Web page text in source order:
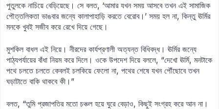
পুতুলকে নাচিয়ে বেড়িয়েছে। সে বলত, ‘আমার যখন সময় আসবে তখন এই সামাজিক
পৌত্তলিকতা ভাঙবার জন্যে কালাপাহাড়ি করতে বেরোব।’ সময় হল না, কিন্তু ঊর্মির
মনকে খুবই সজীব করে রেখে দিয়ে গেছে।
মুশকিল বাধল এই নিয়ে। নীরদের কার্যপ্রণালী অত্যন্ত বিধিবদ্ধ। ঊর্মির জন্যে
পাঠ্যপর্যায়ের বাঁধা নিয়ম করে দিলে। ওকে উপদেশ দিয়ে বললে, “দেখো ঊর্মি, মনটাকে
পথে চলতে চলতে কেবলই চলকিয়ে ফেলো না, পথের শেষে যখন পৌঁছোবে তখন
ঘড়াটাতে বাকি থাকবে কী।”
বলত, “তুমি প্রজাপতির মতো চঞ্চল হয়ে ঘুরে বেড়াও, কিছুই সংগ্রহ করে আন না।